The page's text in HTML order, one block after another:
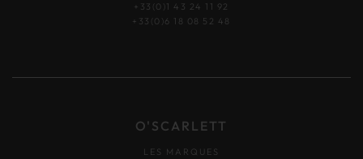
+33(0)1 43 24 11 92
+33(0)6 18 08 52 48
O'SCARLETT
LES MARQUES